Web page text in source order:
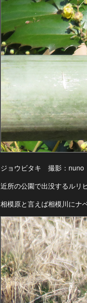
ジョウビタキ 撮影：nuno
近所の公園で出没するルリ
相模原と言えば相模川にナ